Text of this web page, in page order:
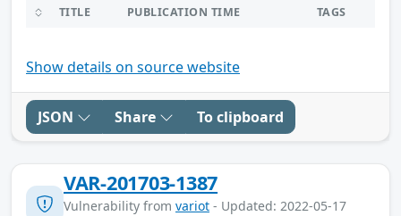
TITLE PUBLICATION TIME TAGS
Show details on source website
JSON Share To clipboard
VAR-201703-1387
Vulnerability from variot - Updated: 2022-05-17